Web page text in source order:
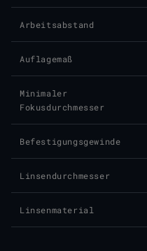
Arbeitsabstand
Auflagemaß
Minimaler
Fokusdurchmesser
Befestigungsgewinde
Linsendurchmesser
Linsenmaterial